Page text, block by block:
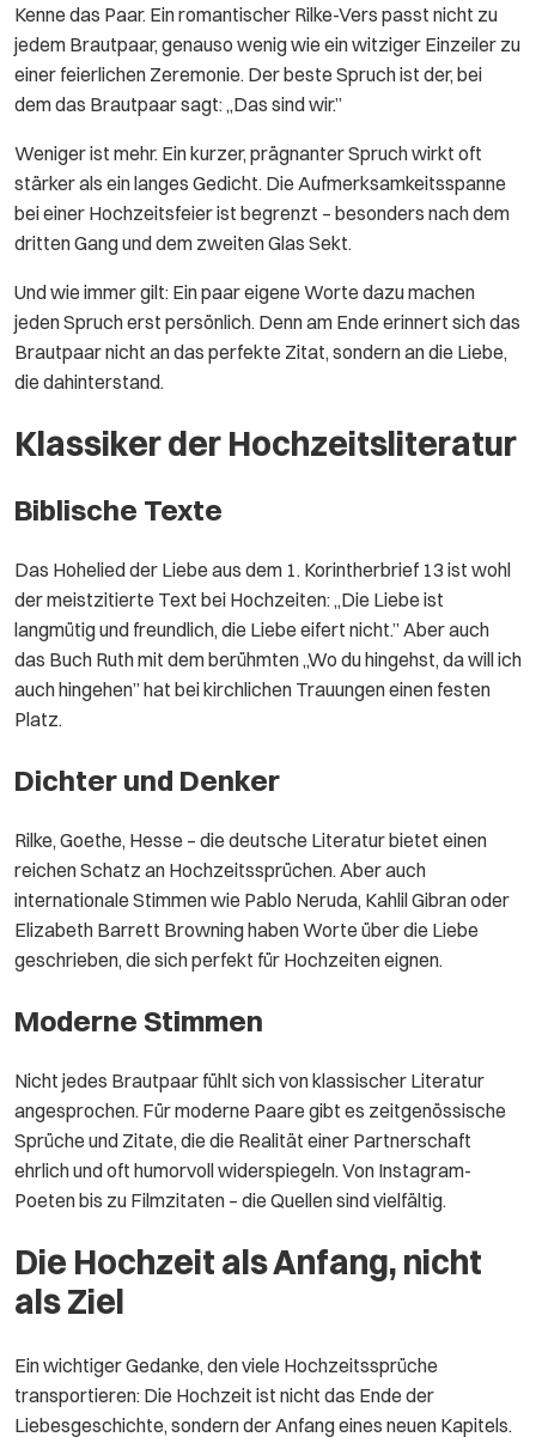
Kenne das Paar. Ein romantischer Rilke-Vers passt nicht zu
jedem Brautpaar, genauso wenig wie ein witziger Einzeiler zu
einer feierlichen Zeremonie. Der beste Spruch ist der, bei
dem das Brautpaar sagt: „Das sind wir.”
Weniger ist mehr. Ein kurzer, prägnanter Spruch wirkt oft
stärker als ein langes Gedicht. Die Aufmerksamkeitsspanne
bei einer Hochzeitsfeier ist begrenzt – besonders nach dem
dritten Gang und dem zweiten Glas Sekt.
Und wie immer gilt: Ein paar eigene Worte dazu machen
jeden Spruch erst persönlich. Denn am Ende erinnert sich das
Brautpaar nicht an das perfekte Zitat, sondern an die Liebe,
die dahinterstand.
Klassiker der Hochzeitsliteratur
Biblische Texte
Das Hohelied der Liebe aus dem 1. Korintherbrief 13 ist wohl
der meistzitierte Text bei Hochzeiten: „Die Liebe ist
langmütig und freundlich, die Liebe eifert nicht.” Aber auch
das Buch Ruth mit dem berühmten „Wo du hingehst, da will ich
auch hingehen” hat bei kirchlichen Trauungen einen festen
Platz.
Dichter und Denker
Rilke, Goethe, Hesse – die deutsche Literatur bietet einen
reichen Schatz an Hochzeitssprüchen. Aber auch
internationale Stimmen wie Pablo Neruda, Kahlil Gibran oder
Elizabeth Barrett Browning haben Worte über die Liebe
geschrieben, die sich perfekt für Hochzeiten eignen.
Moderne Stimmen
Nicht jedes Brautpaar fühlt sich von klassischer Literatur
angesprochen. Für moderne Paare gibt es zeitgenössische
Sprüche und Zitate, die die Realität einer Partnerschaft
ehrlich und oft humorvoll widerspiegeln. Von Instagram-
Poeten bis zu Filmzitaten – die Quellen sind vielfältig.
Die Hochzeit als Anfang, nicht
als Ziel
Ein wichtiger Gedanke, den viele Hochzeitssprüche
transportieren: Die Hochzeit ist nicht das Ende der
Liebesgeschichte, sondern der Anfang eines neuen Kapitels.